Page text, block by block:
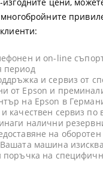
и on-line
период
и сервиз от
от Epson и
на Epson в
качествен сервиз по
налични
на
машина
поръчка на